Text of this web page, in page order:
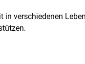
verschiedenen